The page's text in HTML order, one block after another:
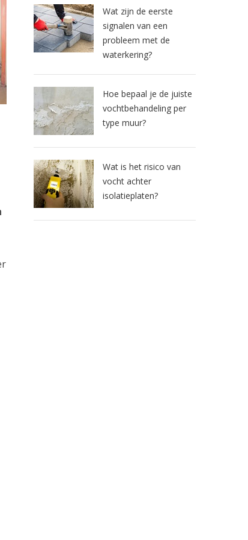
Wat zijn de eerste
signalen van een
probleem met de
waterkering?
Hoe bepaal je de juiste
vochtbehandeling per
type muur?
Wat is het risico van
vocht achter
isolatieplaten?